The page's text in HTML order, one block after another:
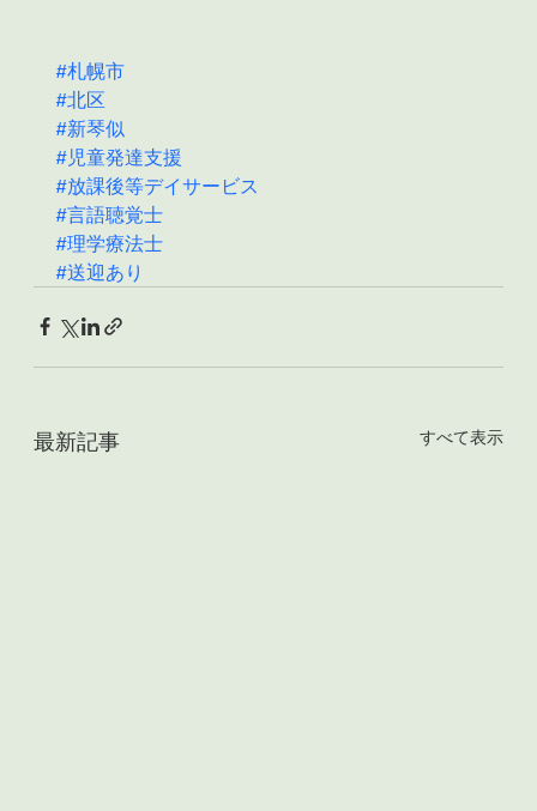
#札幌市
#北区
#新琴似
#児童発達支援
#放課後等デイサービス
#言語聴覚士
#理学療法士
#送迎あり
最新記事 すべて表示